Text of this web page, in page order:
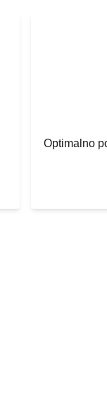
Optimalno